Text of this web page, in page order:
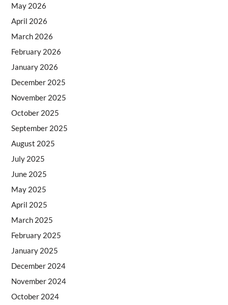
May 2026
April 2026
March 2026
February 2026
January 2026
December 2025
November 2025
October 2025
September 2025
August 2025
July 2025
June 2025
May 2025
April 2025
March 2025
February 2025
January 2025
December 2024
November 2024
October 2024